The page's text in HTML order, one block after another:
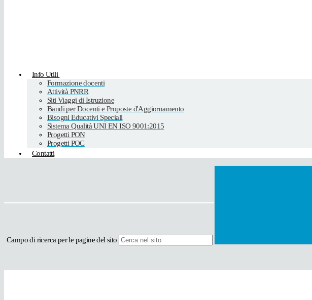
Info Utili
Formazione docenti
Attività PNRR
Siti Viaggi di Istruzione
Bandi per Docenti e Proposte d'Aggiornamento
Bisogni Educativi Speciali
Sistema Qualità UNI EN ISO 9001:2015
Progetti PON
Progetti POC
Contatti
Campo di ricerca per le pagine del sito